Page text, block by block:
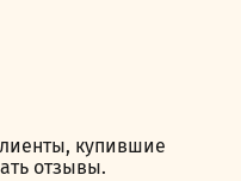
купившие
отзывы.